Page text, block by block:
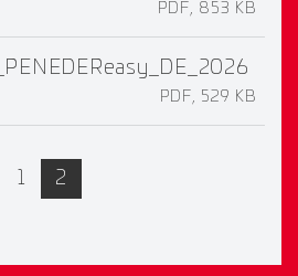
PDF, 853 KB
PDF, 529 KB
1 2